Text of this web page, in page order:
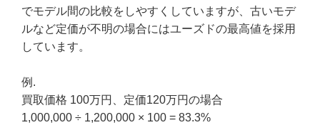
でモデル間の比較をしやすくしていますが、古いモデ
ルなど定価が不明の場合にはユーズドの最高値を採用
しています。
例.
買取価格 100万円、定価120万円の場合
1,000,000 ÷ 1,200,000 × 100 = 83.3%